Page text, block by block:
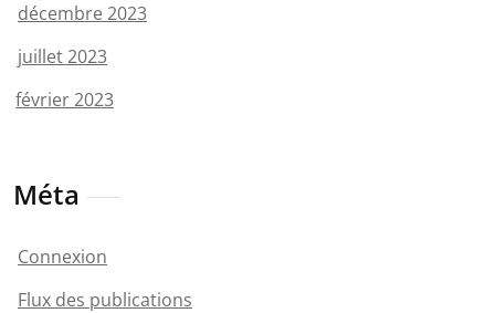
décembre 2023
juillet 2023
février 2023
Méta
Connexion
Flux des publications